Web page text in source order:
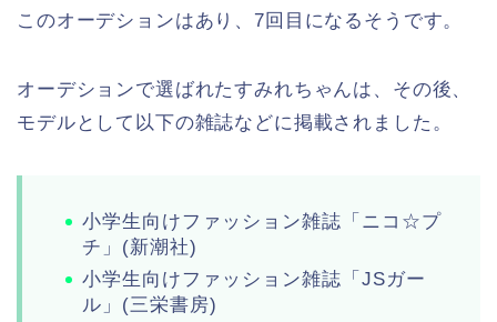
このオーデションはあり、7回目になるそうです。
オーデションで選ばれたすみれちゃんは、その後、
モデルとして以下の雑誌などに掲載されました。
小学生向けファッション雑誌「ニコ☆プ
チ」(新潮社)
小学生向けファッション雑誌「JSガー
ル」(三栄書房)